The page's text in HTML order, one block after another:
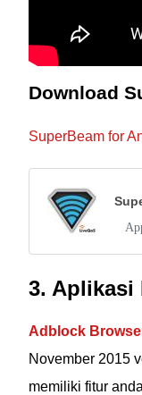
Download
SuperBeam for
3. Aplikasi
Adblock
November 2015
memiliki fitur